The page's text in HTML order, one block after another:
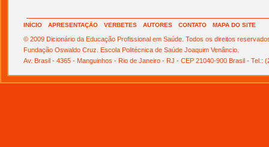
INÍCIO APRESENTAÇÃO VERBETES AUTORES CONTATO MAPA DO SITE
© 2009 Dicionário da Educação Profissional em Saúde. Todos os direitos
Fundação Oswaldo Cruz. Escola Politécnica de Saúde Joaquim Venâncio.
Av. Brasil - 4365 - Manguinhos - Rio de Janeiro - RJ - CEP 21040-900 Brasil - Tel.: